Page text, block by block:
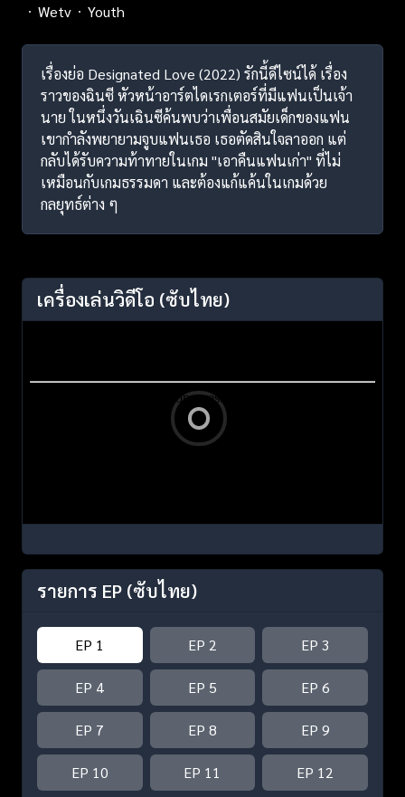
Wetv
Youth
เรื่องย่อ Designated Love (2022) รักนี้ดีไซน์ได้ เรื่อง
ราวของฉินซี หัวหน้าอาร์ตไดเรกเตอร์ที่มีแฟนเป็นเจ้า
นาย ในหนึ่งวันเฉินซีค้นพบว่าเพื่อนสมัยเด็กของแฟน
เขากำลังพยายามจูบแฟนเธอ เธอตัดสินใจลาออก แต่
กลับได้รับความท้าทายในเกม "เอาคืนแฟนเก่า" ที่ไม่
เหมือนกับเกมธรรมดา และต้องแก้แค้นในเกมด้วย
กลยุทธ์ต่าง ๆ
เครื่องเล่นวิดีโอ (ซับไทย)
รายการ EP (ซับไทย)
EP 1 EP 2 EP 3
EP 4 EP 5 EP 6
EP 7 EP 8 EP 9
EP 10 EP 11 EP 12